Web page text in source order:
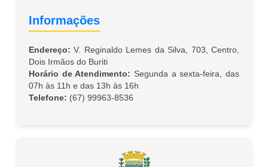
Informações
Endereço: V. Reginaldo Lemes da Silva, 703, Centro,
Dois Irmãos do Buriti
Horário de Atendimento: Segunda a sexta-feira, das
07h às 11h e das 13h às 16h
Telefone: (67) 99963-8536